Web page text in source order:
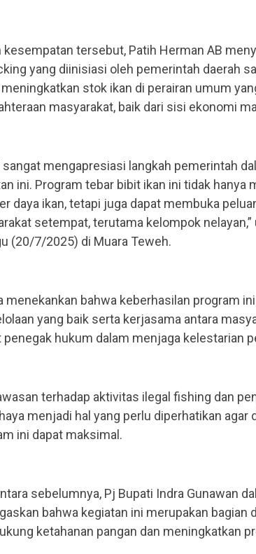
kesempatan tersebut, Patih Herman AB
yang diinisiasi oleh pemerintah daerah
stok ikan di perairan umum
masyarakat, baik dari sisi ekonomi
sangat mengapresiasi langkah pemerintah
ini. Program tebar bibit ikan ini tidak hanya
daya ikan, tetapi juga dapat membuka
setempat, terutama kelompok nelayan,”
(20/7/2025) di Muara Teweh.
menekankan bahwa keberhasilan program
yang baik serta kerjasama antara
penegak hukum dalam menjaga kelestarian
terhadap aktivitas ilegal fishing dan
menjadi hal yang perlu diperhatikan agar
ini dapat maksimal.
sebelumnya, Pj Bupati Indra Gunawan
bahwa kegiatan ini merupakan bagian
ketahanan pangan dan meningkatkan